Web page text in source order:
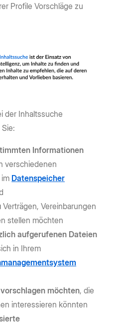
Profile Vorschläge zu
der Inhaltssuche
Informationen
verschiedenen
Datenspeicher
Verträgen, Vereinbarungen
stellen möchten
aufgerufenen Dateien
in Ihrem
möchten, die
interessieren könnten